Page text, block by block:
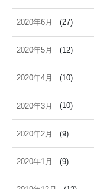
2020年6月 (27)
2020年5月 (12)
2020年4月 (10)
2020年3月 (10)
2020年2月 (9)
2020年1月 (9)